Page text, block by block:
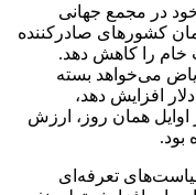
در مجمع جهانی
کشورهای صادرکننده
را کاهش دهد.
می‌خواهد بسته
افزایش دهد،
همان روز، ارزش
تعرفه‌ای